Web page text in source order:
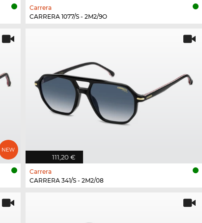
Carrera
CARRERA 1077/S - 2M2/9O
111,20 €
Carrera
CARRERA 341/S - 2M2/08